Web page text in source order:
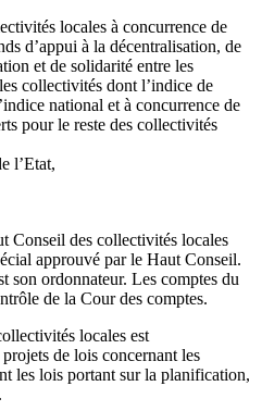
locales à concurrence de
d’appui à la décentralisation, de
et de solidarité entre les
collectivités dont l’indice de
national et à concurrence de
pour le reste des collectivités
l’Etat,
Conseil des collectivités locales
approuvé par le Haut Conseil.
son ordonnateur. Les comptes du
de la Cour des comptes.
locales est
de lois concernant les
les lois portant sur la planification,